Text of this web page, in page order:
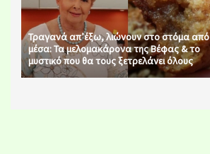
Τραγανά απ’έξω, λιώνουν στο στόμα από
μέσα: Τα μελομακάρονα της Βέφας & το
μυστικό που θα τους ξετρελάνει όλους